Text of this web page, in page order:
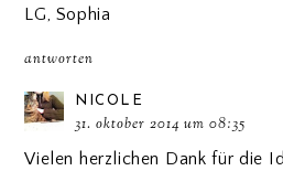
LG, Sophia
antworten
NICOLE
31. oktober 2014 um 08:35
Vielen herzlichen Dank für die